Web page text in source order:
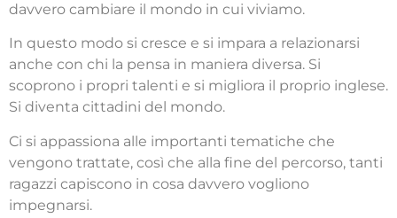
davvero cambiare il mondo in cui viviamo.
In questo modo si cresce e si impara a relazionarsi
anche con chi la pensa in maniera diversa. Si
scoprono i propri talenti e si migliora il proprio inglese.
Si diventa cittadini del mondo.
Ci si appassiona alle importanti tematiche che
vengono trattate, così che alla fine del percorso, tanti
ragazzi capiscono in cosa davvero vogliono
impegnarsi.